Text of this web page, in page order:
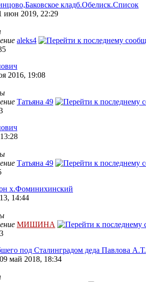
кладб.Обелиск.Список
июн 2019, 22:29
aleks4
2016, 19:08
Татьяна 49
Татьяна 49
х.Фоминихинский
14:44
МИШИНА
под Сталинградом деда Павлова А.Т.
май 2018, 18:34